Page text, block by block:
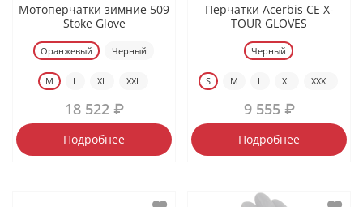
Мотоперчатки зимние 509
Stoke Glove
Оранжевый Черный
M L XL XXL
18 522 ₽
Подробнее
Перчатки Acerbis CE X-
TOUR GLOVES
Черный
S M L XL XXXL
9 555 ₽
Подробнее